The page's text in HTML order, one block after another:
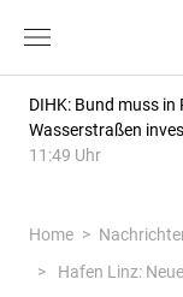
DIHK: Bund muss in
Wasserstraßen
11:49 Uhr
Home
Hafen Linz: